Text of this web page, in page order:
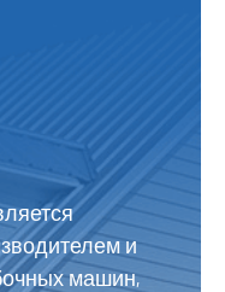
и
машин,